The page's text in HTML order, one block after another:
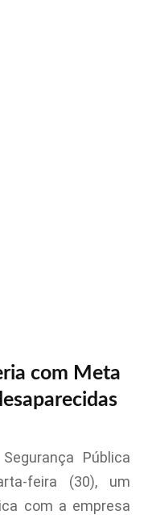
com Meta
Pública
feira (30), um
com a empresa